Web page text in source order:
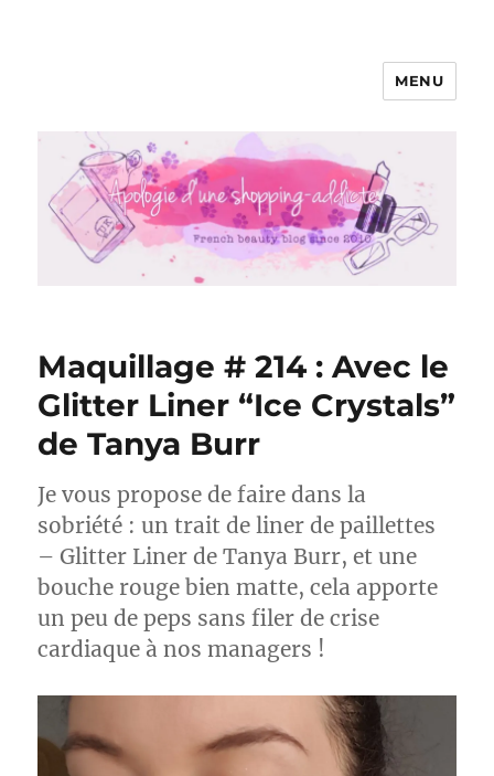
Apologie d'une Shopping-addicte
MENU
Maquillage # 214 : Avec le
Glitter Liner “Ice Crystals”
de Tanya Burr
Je vous propose de faire dans la
sobriété : un trait de liner de paillettes
– Glitter Liner de Tanya Burr, et une
bouche rouge bien matte, cela apporte
un peu de peps sans filer de crise
cardiaque à nos managers !